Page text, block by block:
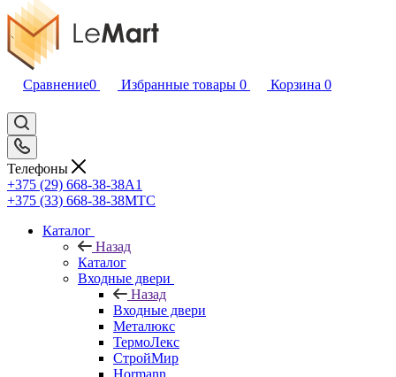
Сравнение0 Избранные товары 0 Корзина 0
Телефоны
+375 (29) 668-38-38A1
+375 (33) 668-38-38МТС
Каталог
Назад
Каталог
Входные двери
Назад
Входные двери
Металюкс
ТермоЛекс
СтройМир
Hormann